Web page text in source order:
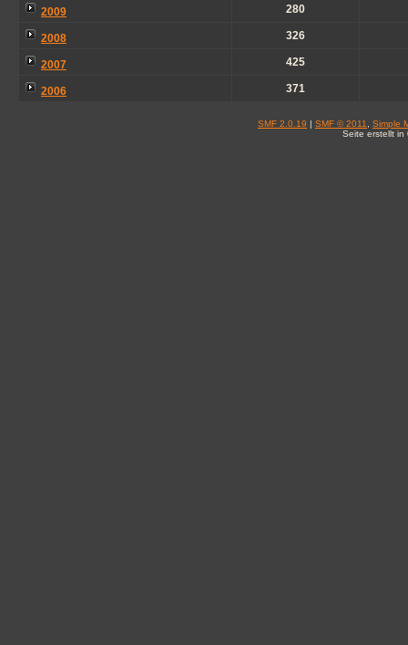
2009 280
2008 326
2007 425
2006 371
SMF 2.0.19 | SMF © 2011
Simple
Seite erstellt in